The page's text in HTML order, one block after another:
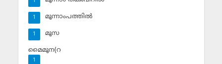
മൂന്നാംപത്തില്‍
1
മൂസ
1
മൈമൂന(റ
1